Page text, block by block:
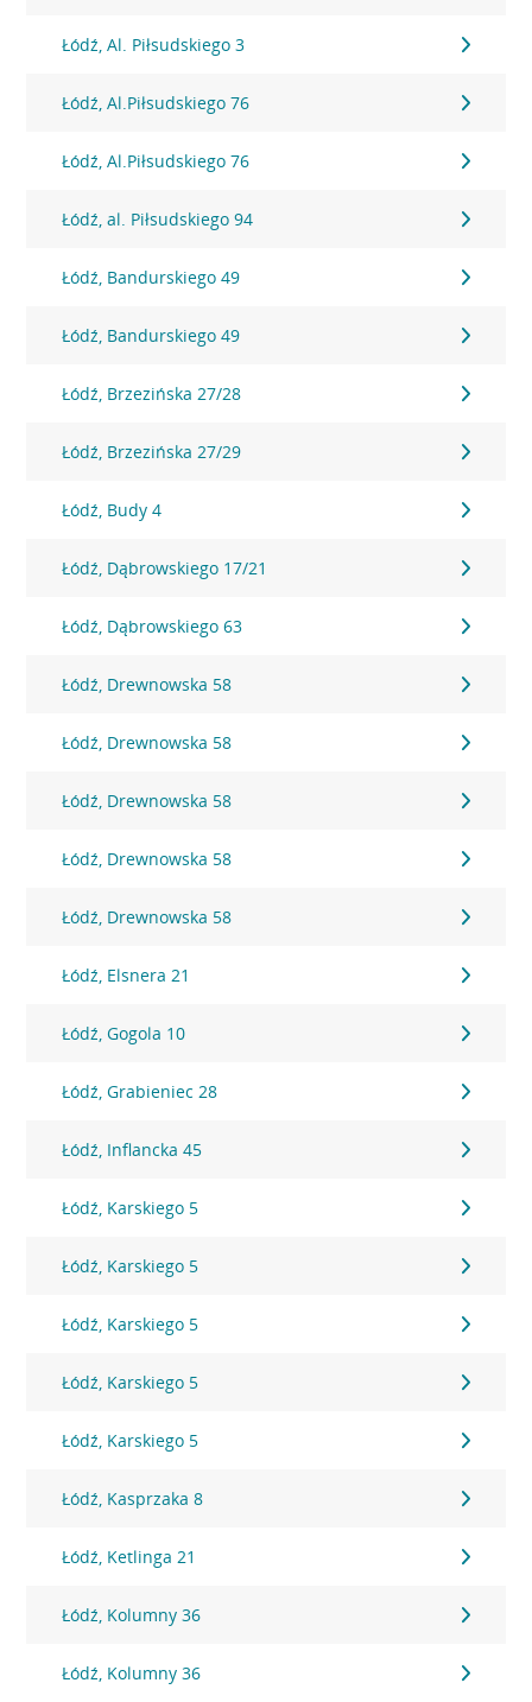
Łódź, Al. Piłsudskiego 3
Łódź, Al.Piłsudskiego 76
Łódź, Al.Piłsudskiego 76
Łódź, al. Piłsudskiego 94
Łódź, Bandurskiego 49
Łódź, Bandurskiego 49
Łódź, Brzezińska 27/28
Łódź, Brzezińska 27/29
Łódź, Budy 4
Łódź, Dąbrowskiego 17/21
Łódź, Dąbrowskiego 63
Łódź, Drewnowska 58
Łódź, Drewnowska 58
Łódź, Drewnowska 58
Łódź, Drewnowska 58
Łódź, Drewnowska 58
Łódź, Elsnera 21
Łódź, Gogola 10
Łódź, Grabieniec 28
Łódź, Inflancka 45
Łódź, Karskiego 5
Łódź, Karskiego 5
Łódź, Karskiego 5
Łódź, Karskiego 5
Łódź, Karskiego 5
Łódź, Kasprzaka 8
Łódź, Ketlinga 21
Łódź, Kolumny 36
Łódź, Kolumny 36